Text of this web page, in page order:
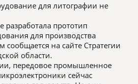
для литографии не
прототип
для производства
на сайте Стратегии
области.
передовое промышленное
сейчас